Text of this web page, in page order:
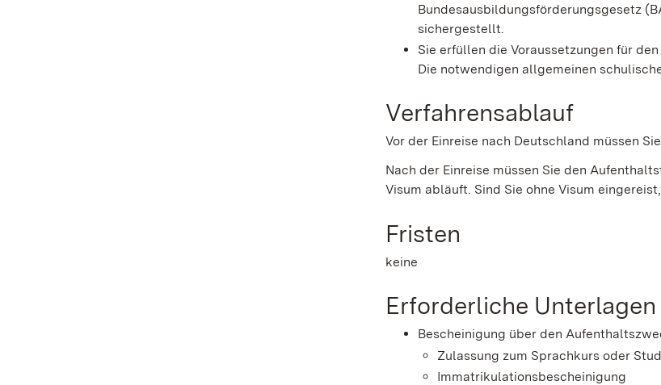
Bundesausbildungsförderungsgesetz
sichergestellt.
Sie erfüllen die Voraussetzungen für
Die notwendigen allgemeinen
Verfahrensablauf
Vor der Einreise nach Deutschland müssen
Nach der Einreise müssen Sie den
Visum abläuft. Sind Sie ohne Visum
Fristen
keine
Erforderliche Unterlagen
Bescheinigung über den
Zulassung zum Sprachkurs oder
Immatrikulationsbescheinigung